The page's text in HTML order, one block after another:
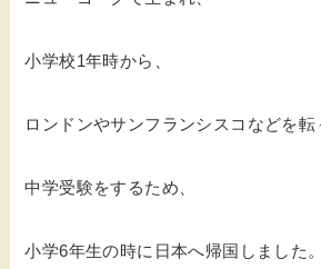
小学校1年時から、
ロンドンやサンフランシスコなどを転
中学受験をするため、
小学6年生の時に日本へ帰国しました。